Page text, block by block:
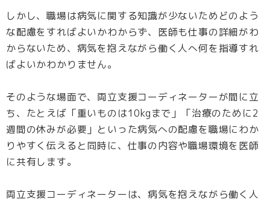
しかし、職場は病気に関する知識が少ないためどのよう
な配慮をすればよいかわからず、医師も仕事の詳細がわ
からないため、病気を抱えながら働く人へ何を指導すれ
ばよいかわかりません。
そのような場面で、両立支援コーディネーターが間に立
ち、たとえば「重いものは10kgまで」「治療のために2
週間の休みが必要」といった病気への配慮を職場にわか
りやすく伝えると同時に、仕事の内容や職場環境を医師
に共有します。
両立支援コーディネーターは、病気を抱えながら働く人